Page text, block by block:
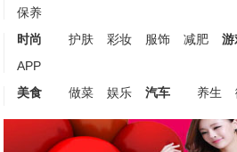
保养
时尚
护肤 彩妆 服饰 减肥 游
APP
美食
做菜 娱乐 汽车 养生